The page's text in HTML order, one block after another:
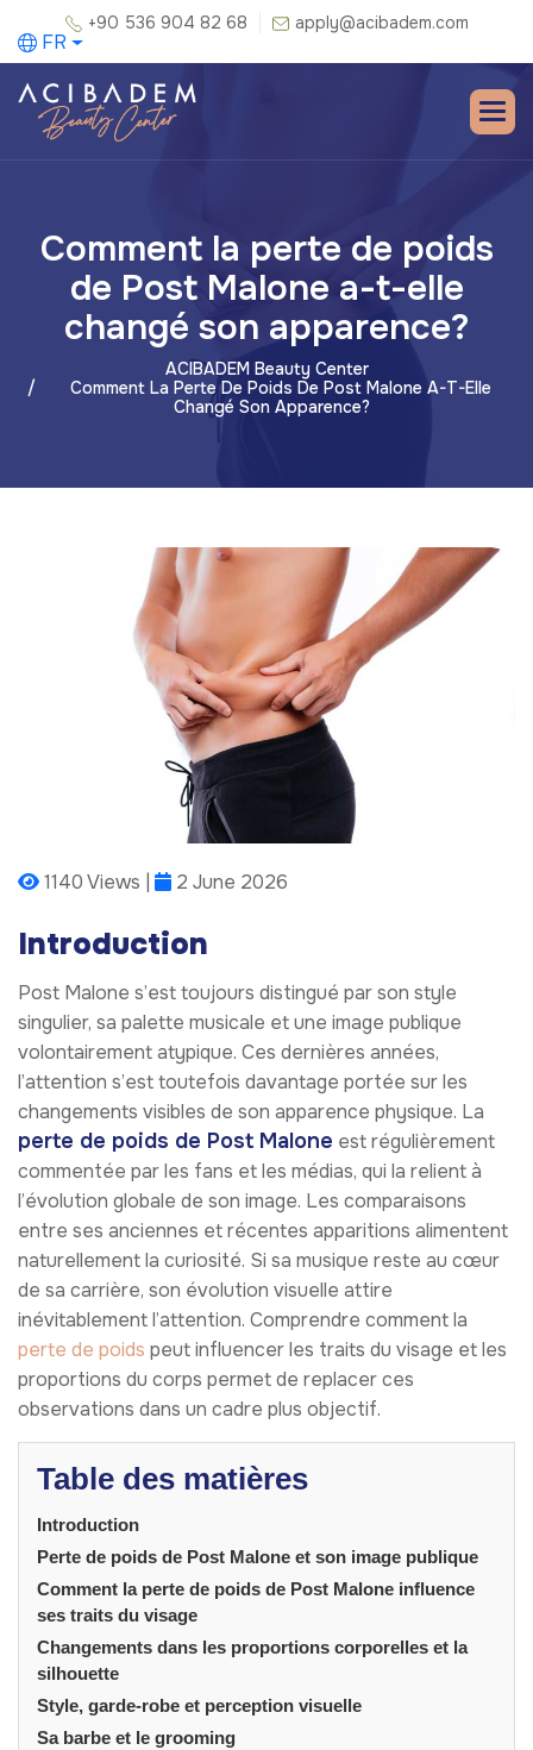
+90 536 904 82 68 apply@acibadem.com
FR
Comment la perte de poids
de Post Malone a-t-elle
changé son apparence?
ACIBADEM Beauty Center
Comment La Perte De Poids De Post Malone A-T-Elle
Changé Son Apparence?
1140 Views | 2 June 2026
Introduction
Post Malone s’est toujours distingué par son style
singulier, sa palette musicale et une image publique
volontairement atypique. Ces dernières années,
l’attention s’est toutefois davantage portée sur les
changements visibles de son apparence physique. La
perte de poids de Post Malone est régulièrement
commentée par les fans et les médias, qui la relient à
l’évolution globale de son image. Les comparaisons
entre ses anciennes et récentes apparitions alimentent
naturellement la curiosité. Si sa musique reste au cœur
de sa carrière, son évolution visuelle attire
inévitablement l’attention. Comprendre comment la
perte de poids peut influencer les traits du visage et les
proportions du corps permet de replacer ces
observations dans un cadre plus objectif.
Table des matières
Introduction
Perte de poids de Post Malone et son image publique
Comment la perte de poids de Post Malone influence
ses traits du visage
Changements dans les proportions corporelles et la
silhouette
Style, garde-robe et perception visuelle
Sa barbe et le grooming